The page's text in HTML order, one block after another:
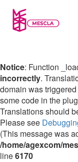
Notice: Function
incorrectly.
domain was
some code in the
Translations should
Please see
(This message was
/home/agexcom/
line6170